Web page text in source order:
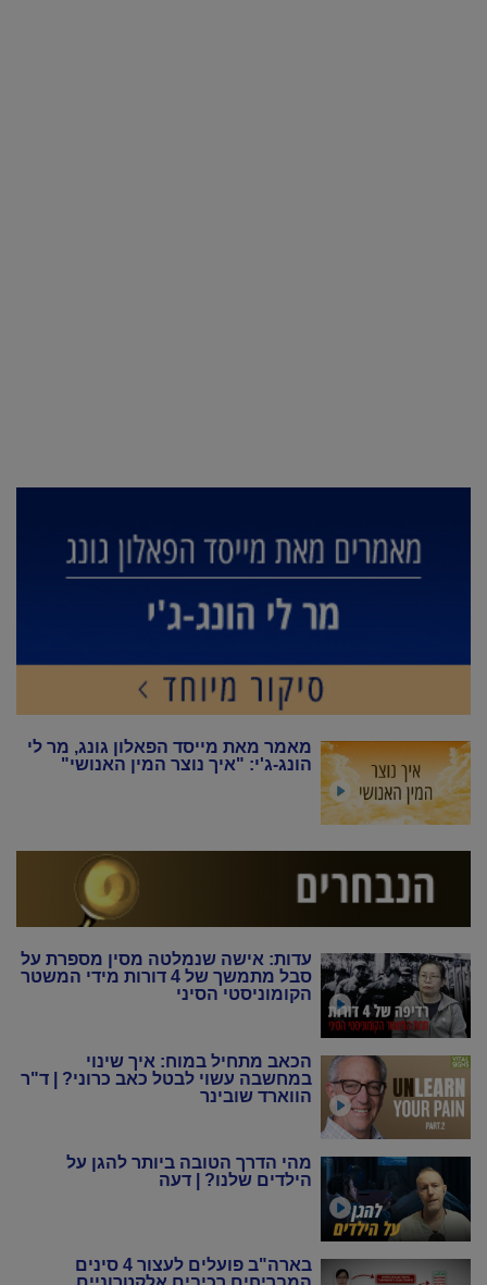
מאמר מאת מייסד הפאלון גונג, מר לי
הונג-ג'י: "איך נוצר המין האנושי"
עדות: אישה שנמלטה מסין מספרת על
סבל מתמשך של 4 דורות מידי המשטר
הקומוניסטי הסיני
הכאב מתחיל במוח: איך שינוי
במחשבה עשוי לבטל כאב כרוני? | ד"ר
הווארד שובינר
מהי הדרך הטובה ביותר להגן על
הילדים שלנו? | דעה
בארה"ב פועלים לעצור 4 סינים